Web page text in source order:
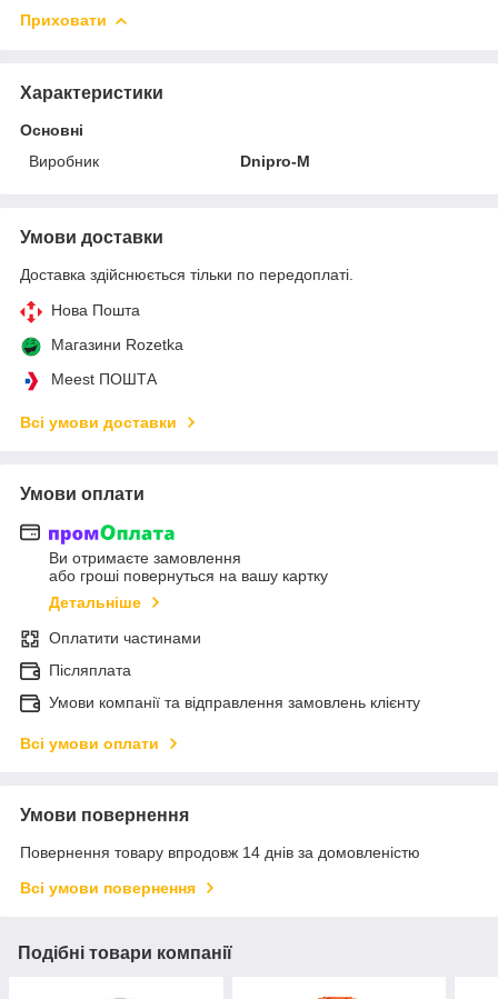
Приховати
Характеристики
Основні
Виробник
Dnipro-M
Умови доставки
Доставка здійснюється тільки по передоплаті.
Нова Пошта
Магазини Rozetka
Meest ПОШТА
Всі умови доставки
Умови оплати
Ви отримаєте замовлення
або гроші повернуться на вашу картку
Детальніше
Оплатити частинами
Післяплата
Умови компанії та відправлення замовлень клієнту
Всі умови оплати
Умови повернення
Повернення товару впродовж 14 днів за домовленістю
Всі умови повернення
Подібні товари компанії